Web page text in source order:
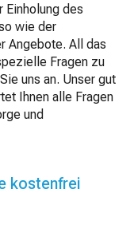
Einholung des
wie der
Angebote. All das
Fragen zu
uns an. Unser gut
Ihnen alle Fragen
und
kostenfrei